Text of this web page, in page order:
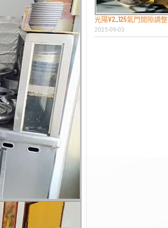
光陽V2_125氣門間隙調整
2025-09-03